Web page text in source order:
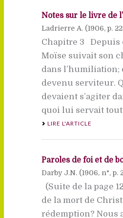
Notes sur le livre de
Ladrierre A. (1906, p.
Chapitre 3 Depuis
Moïse suivait son
dans
devenu serviteur.
devaient s’agiter
quoi lui servait
LIRE L'ARTICLE
Paroles de foi et de
Darby J.N. (1906, n°, p.
(Suite de la page
de la mort de
rédemption? Nous